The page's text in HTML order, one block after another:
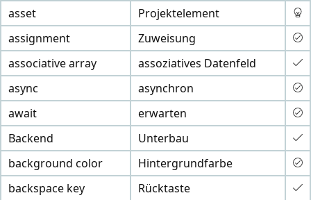
asset
Projektelement
assignment
Zuweisung
associative array
assoziatives Datenfeld
async
asynchron
await
erwarten
Backend
Unterbau
background color
Hintergrundfarbe
backspace key
Rücktaste